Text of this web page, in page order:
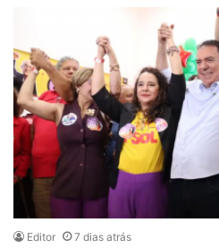
Editor 7 dias atrás